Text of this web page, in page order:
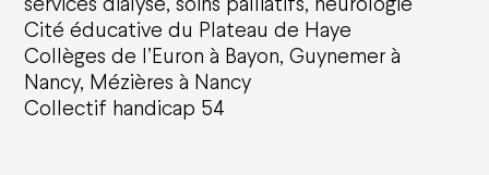
Cité éducative du Plateau de Haye
Collèges de l’Euron à Bayon, Guynemer à
Nancy, Mézières à Nancy
Collectif handicap 54